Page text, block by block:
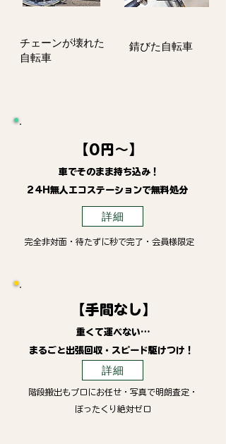
​チェーンが壊れた
自転車
錆びた自転車
【0円～】
車でそのまま持ち込み！
24H無人エコステーションで無料処分
詳細
完全非対面・待たずに秒で完了・会員様限定
【手間なし】
重くて運べない…
まるごと出張回収・スピード駆けつけ！
詳細
階段搬出もプロにお任せ・写真で明朗査定・
ぼったくり絶対ゼロ